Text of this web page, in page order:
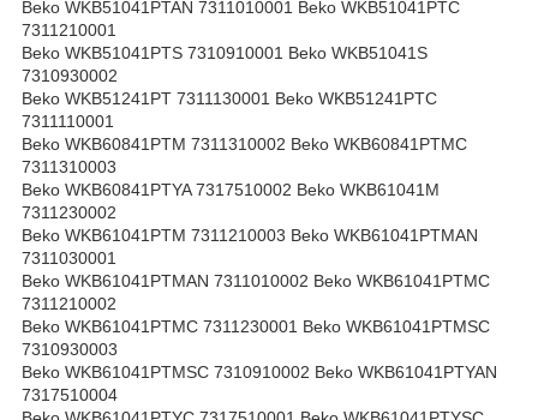
Beko WKB51041PTAN 7311010001 Beko WKB51041PTC
7311210001
Beko WKB51041PTS 7310910001 Beko WKB51041S
7310930002
Beko WKB51241PT 7311130001 Beko WKB51241PTC
7311110001
Beko WKB60841PTM 7311310002 Beko WKB60841PTMC
7311310003
Beko WKB60841PTYA 7317510002 Beko WKB61041M
7311230002
Beko WKB61041PTM 7311210003 Beko WKB61041PTMAN
7311030001
Beko WKB61041PTMAN 7311010002 Beko WKB61041PTMC
7311210002
Beko WKB61041PTMC 7311230001 Beko WKB61041PTMSC
7310930003
Beko WKB61041PTMSC 7310910002 Beko WKB61041PTYAN
7317510004